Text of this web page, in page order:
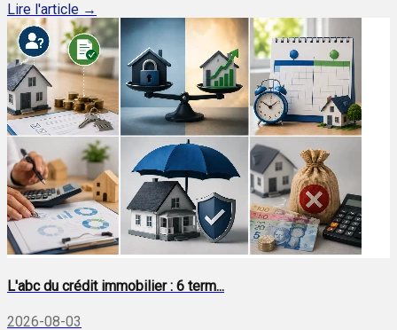
Lire l'article →
L'abc du crédit immobilier : 6 term...
2026-08-03